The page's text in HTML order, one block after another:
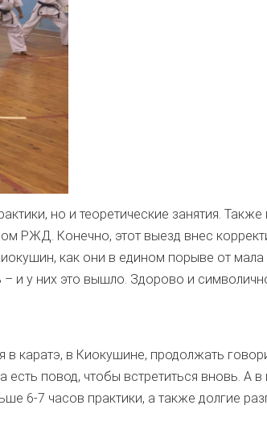
но и теоретические занятия.
РЖД. Конечно, этот выезд внес
как они в едином порыве от мала
и у них это вышло. Здорово и
каратэ, в Киокушине, продолжать
есть повод, чтобы встретиться вновь. А
6-7 часов практики, а также долгие